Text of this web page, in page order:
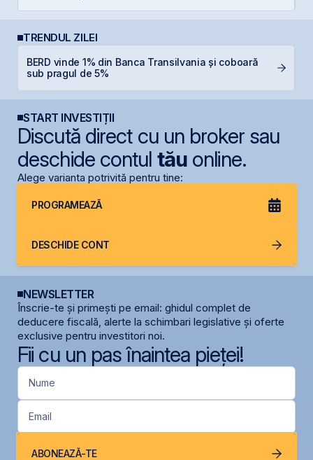
TRENDUL ZILEI
BERD vinde 1% din Banca Transilvania și coboară
sub pragul de 5%
START INVESTIȚII
Discută direct cu un broker sau
deschide contul tăuonline.
Alege varianta potrivită pentru tine:
PROGRAMEAZĂ
DESCHIDE CONT
NEWSLETTER
Înscrie-te și primești pe email: ghidul complet de
deducere fiscală, alerte la schimbari legislative și oferte
exclusive pentru investitori noi.
Fii cu un pas înaintea pieței!
Nume
Email
ABONEAZĂ-TE